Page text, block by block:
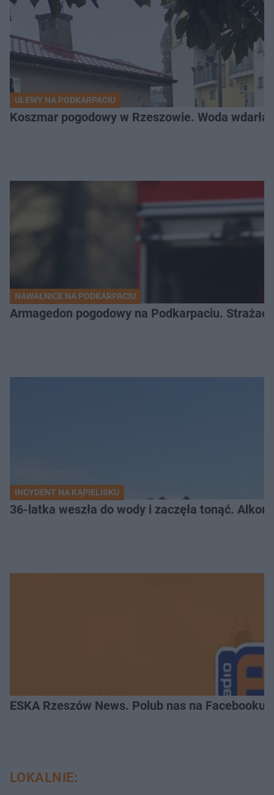
ULEWY NA PODKARPACIU
Koszmar pogodowy w Rzeszowie. Woda
NAWAŁNICE NA PODKARPACIU
Armagedon pogodowy na Podkarpaciu.
INCYDENT NA KĄPIELISKU
36-latka weszła do wody i zaczęła tonąć.
ESKA Rzeszów News. Polub nas na Facebooku!
LOKALNIE: